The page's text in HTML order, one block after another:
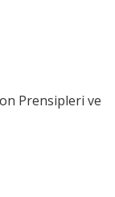
Prensipleri ve